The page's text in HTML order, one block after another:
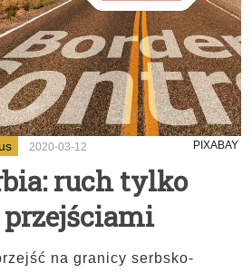
2020-03-12 PIXABAY
ruch tylko
na granicy serbsko-